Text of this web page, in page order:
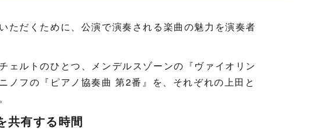
ただくために、公演で演奏される楽曲の魅力を演奏者
ェルトのひとつ、メンデルスゾーンの『ヴァイオリン
ノフの『ピアノ協奏曲 第2番』を、それぞれの上田と
共有する時間